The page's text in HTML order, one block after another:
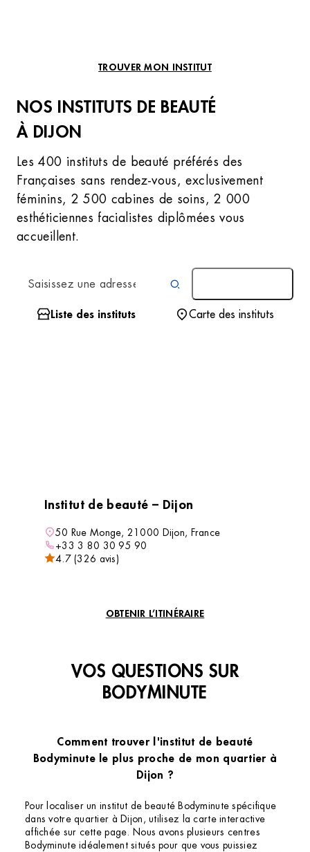
TROUVER MON INSTITUT
NOS INSTITUTS DE BEAUTÉ
À DIJON
Les 400 instituts de beauté préférés des
Françaises sans rendez-vous, exclusivement
féminins, 2 500 cabines de soins, 2 000
esthéticiennes facialistes diplômées vous
accueillent.
Liste des instituts Carte des instituts
Institut de beauté – Dijon
50 Rue Monge, 21000 Dijon, France
+33 3 80 30 95 90
4.7 (326 avis)
OBTENIR L’ITINÉRAIRE
VOS QUESTIONS SUR
BODYMINUTE
Comment trouver l'institut de beauté
Bodyminute le plus proche de mon quartier à
Dijon ?
Pour localiser un institut de beauté Bodyminute spécifique
dans votre quartier à Dijon, utilisez la carte interactive
affichée sur cette page. Nous avons plusieurs centres
Bodyminute idéalement situés pour que vous puissiez